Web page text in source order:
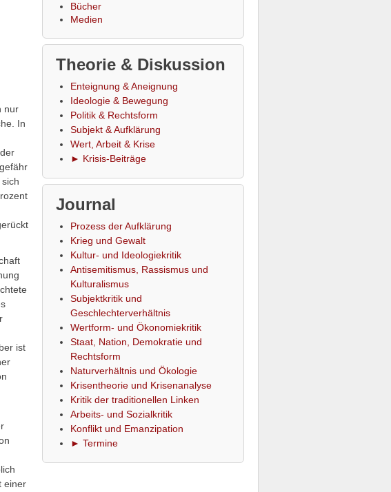
nur
In
ist
einer
Bücher
Medien
Theorie & Diskussion
Enteignung & Aneignung
Ideologie & Bewegung
Politik & Rechtsform
Subjekt & Aufklärung
Wert, Arbeit & Krise
► Krisis-Beiträge
Journal
Prozess der Aufklärung
Krieg und Gewalt
Kultur- und Ideologiekritik
Antisemitismus, Rassismus und
Kulturalismus
Subjektkritik und
Geschlechterverhältnis
Wertform- und Ökonomiekritik
Staat, Nation, Demokratie und
Rechtsform
Naturverhältnis und Ökologie
Krisentheorie und Krisenanalyse
Kritik der traditionellen Linken
Arbeits- und Sozialkritik
Konflikt und Emanzipation
► Termine